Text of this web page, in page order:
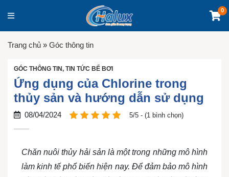
0
Trang chủ » Góc thông tin
GÓC THÔNG TIN, TIN TỨC BỂ BƠI
Ứng dụng của Chlorine trong
thủy sản và hướng dẫn sử dụng
08/04/2024 5/5 - (1 bình chọn)
Chăn nuôi thủy hải sản là một trong những mô hình
làm kinh tế phổ biến hiện nay. Để đảm bảo mô hình